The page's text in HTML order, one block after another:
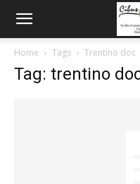
Home Tags Trentino doc
Tag: trentino